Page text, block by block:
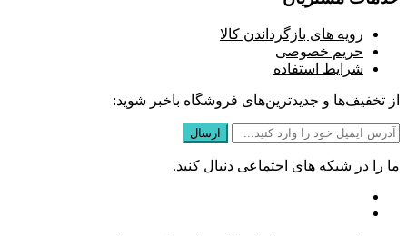
رویه های بازگرداندن کالا
حریم خصوصی
شرایط استفاده
از تخفیف‌ها و جدیدترین‌های فروشگاه باخبر شوید:
ما را در شبکه های اجتماعی دنبال کنید.